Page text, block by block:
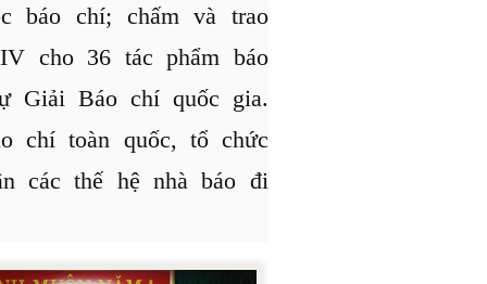
báo chí; chấm và trao
cho 36 tác phẩm báo
Giải Báo chí quốc gia.
chí toàn quốc, tổ chức
các thế hệ nhà báo đi